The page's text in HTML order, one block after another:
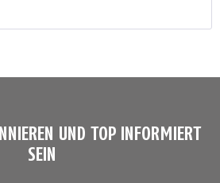
UND TOP INFORMIERT
SEIN